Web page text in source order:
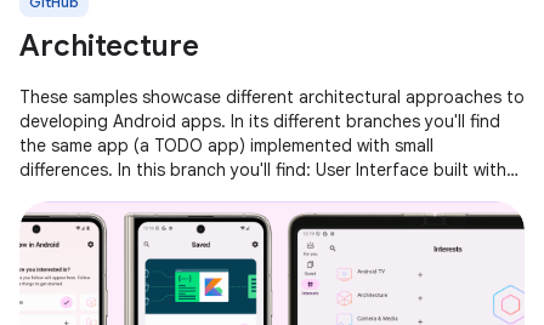
Architecture
These samples showcase different architectural approaches to
developing Android apps. In its different branches you'll find
the same app (a TODO app) implemented with small
differences. In this branch you'll find: User Interface built with